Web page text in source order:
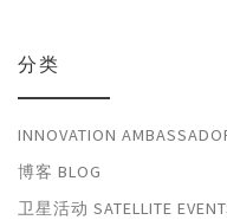
分类
INNOVATION
博客 BLOG
卫星活动 SATELLITE